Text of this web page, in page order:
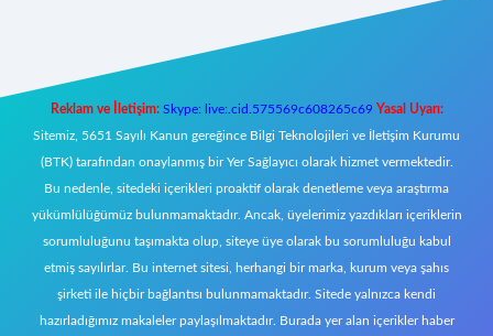
Reklam ve İletişim: Skype: live:.cid.575569c608265c69 Yasal Uyarı:
Sitemiz, 5651 Sayılı Kanun gereğince Bilgi Teknolojileri ve İletişim Kurumu
(BTK) tarafından onaylanmış bir Yer Sağlayıcı olarak hizmet vermektedir.
Bu nedenle, sitedeki içerikleri proaktif olarak denetleme veya araştırma
yükümlülüğümüz bulunmamaktadır. Ancak, üyelerimiz yazdıkları içeriklerin
sorumluluğunu taşımakta olup, siteye üye olarak bu sorumluluğu kabul
etmiş sayılırlar. Bu internet sitesi, herhangi bir marka, kurum veya şahıs
şirketi ile hiçbir bağlantısı bulunmamaktadır. Sitede yalnızca kendi
hazırladığımız makaleler paylaşılmaktadır. Burada yer alan içerikler haber